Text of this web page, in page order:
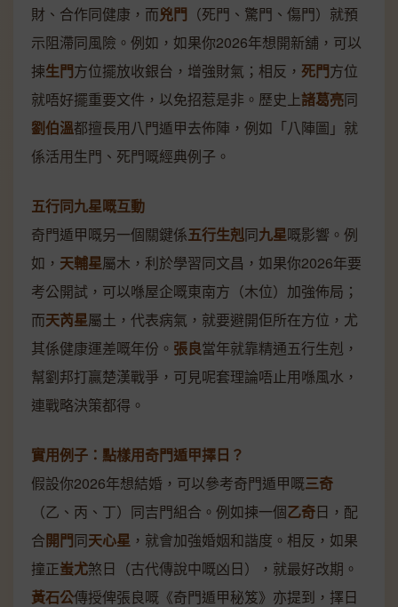
財、合作同健康，而兇門 （死門、驚門、傷門）就預
示阻滯同風險。例如，如果你2026年想開新舖，可以
揀生門方位擺放收銀台，增強財氣；相反， 死門方位
就唔好擺重要文件，以免招惹是非。歷史上諸葛亮同
劉伯溫都擅長用八門遁甲去佈陣，例如「八陣圖」就
係活用生門、死門嘅經典例子。
五行同九星嘅互動
奇門遁甲嘅另一個關鍵係五行生剋同九星嘅影響。例
如， 天輔星屬木，利於學習同文昌，如果你2026年要
考公開試，可以喺屋企嘅東南方（木位）加強佈局；
而天芮星屬土，代表病氣，就要避開佢所在方位，尤
其係健康運差嘅年份。 張良當年就靠精通五行生剋，
幫劉邦打贏楚漢戰爭，可見呢套理論唔止用喺風水，
連戰略決策都得。
實用例子：點樣用奇門遁甲擇日？
假設你2026年想結婚，可以參考奇門遁甲嘅三奇
（乙、丙、丁）同吉門組合。例如揀一個乙奇日，配
合開門同天心星 ，就會加強婚姻和諧度。相反，如果
撞正蚩尤煞日（古代傳說中嘅凶日），就最好改期。
黃石公傳授俾張良嘅《奇門遁甲秘笈》亦提到，擇日